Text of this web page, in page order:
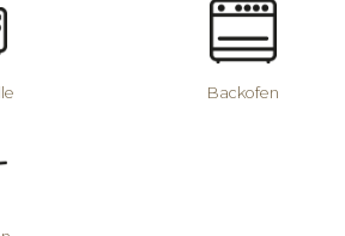
Backofen